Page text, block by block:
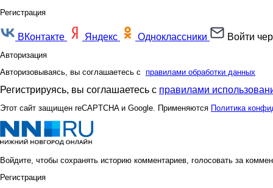
Регистрация
ВКонтакте Яндекс Одноклассники Войти
Авторизация
Авторизовываясь, вы соглашаетесь с правилами обработки данных
Регистрируясь, вы соглашаетесь с правилами
Этот сайт защищен reCAPTCHA и Google. Применяются Политика
Войдите, чтобы сохранять историю комментариев, голосовать за
Регистрация